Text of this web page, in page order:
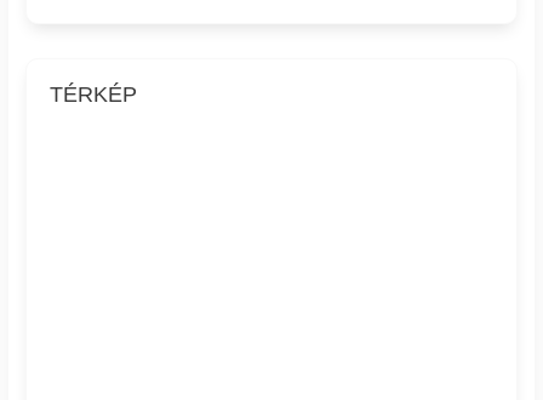
TÉRKÉP